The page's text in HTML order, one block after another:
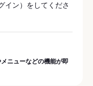
イン）をしてくださ
ニューなどの機能が即